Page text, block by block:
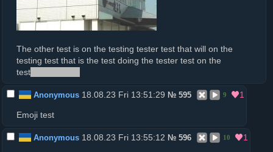
The other test is on the testing tester test that will on the
testing test that is the test doing the tester test on the
test
Anonymous18.08.23 Fri 13:51:29 № 595 9 1
Emoji test
Anonymous18.08.23 Fri 13:55:12 № 596 10 1